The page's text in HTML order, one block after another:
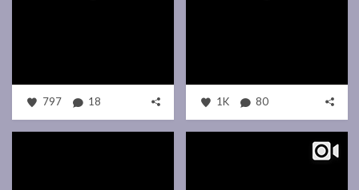
797 18 1K 80